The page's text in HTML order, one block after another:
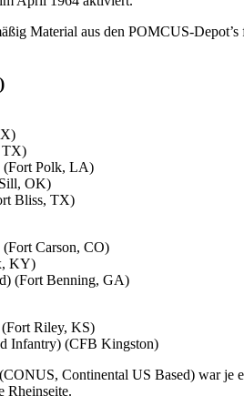
Material aus den POMCUS-
TX)
(Fort Polk, LA)
OK)
Bliss, TX)
Carson, CO)
KY)
(Fort Benning, GA)
Riley, KS)
Infantry) (CFB Kingston)
Continental US Based) war
Rheinseite.